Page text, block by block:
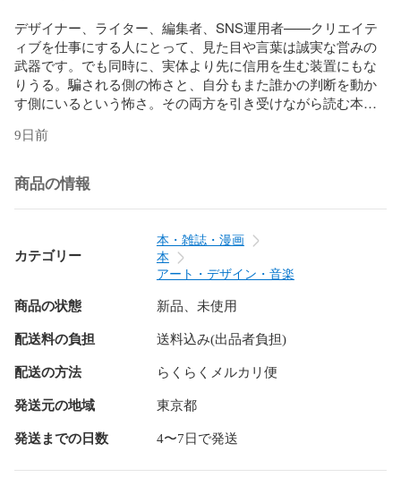
デザイナー、ライター、編集者、SNS運用者——クリエイテ
ィブを仕事にする人にとって、見た目や言葉は誠実な営みの
武器です。でも同時に、実体より先に信用を生む装置にもな
りうる。騙される側の怖さと、自分もまた誰かの判断を動か
す側にいるという怖さ。その両方を引き受けながら読む本に
被害者が記録を集め、資料を整え、相談先を探し、報道に持
ち込んでもなお、届かないものがある。その構造を、制度の
限界・クチコミの機能不全・名誉毀損の壁も含めて書き留め
また、この本を作る行為自体もクリエイティブの力の行使で
にした体裁を選びました。
住宅の話でありながら、小さな商いやクリエイターとして働
くすべての人に、自分のこととして開いてほしい一冊です。
テレビニュースにて放映
が、ちょっとした好奇心からクチコミサイトを通じて同事業
9日前
商品の情報
カテゴリー
本・雑誌・漫画
本
アート・デザイン・音楽
商品の状態 新品、未使用
配送料の負担 送料込み(出品者負担)
配送の方法 らくらくメルカリ便
発送元の地域 東京都
発送までの日数 4〜7日で発送